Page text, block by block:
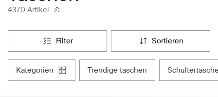
4370 Artikel
filter sortieren
kategorien trendige taschen